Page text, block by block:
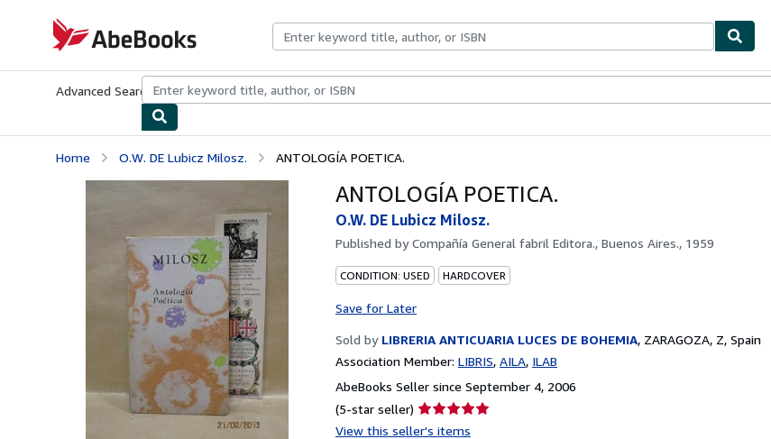
AbeBooks.com
Advanced Search Browse CollectionsRare BooksArt & Collectibles
Home O.W. DE Lubicz Milosz. ANTOLOGÍA POETICA.
ANTOLOGÍA POETICA.
O.W. DE Lubicz Milosz.
Published byCompañía General fabril Editora., Buenos Aires., 1959
CONDITION: USED HARDCOVER
Save for Later
Sold by LIBRERIA ANTICUARIA LUCES DE BOHEMIA, ZARAGOZA, Z, Spain
Association Member: LIBRIS AILA ILAB
AbeBooks Seller since September 4, 2006
(5-star seller) Seller
rating
View this seller's items